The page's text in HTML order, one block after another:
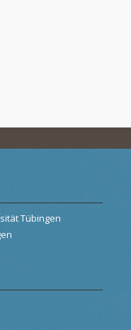
Tübingen